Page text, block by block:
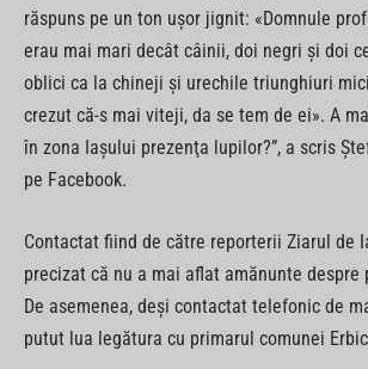
răspuns pe un ton uşor jignit: «Domnule
erau mai mari decât câinii, doi negri şi doi
oblici ca la chineji şi urechile triunghiuri
crezut că-s mai viteji, da se tem de ei». A
în zona Iaşului prezenţa lupilor?”, a scris
pe Facebook.
Contactat fiind de către reporterii Ziarul de
precizat că nu a mai aflat amănunte despre
De asemenea, deşi contactat telefonic de
putut lua legătura cu primarul comunei